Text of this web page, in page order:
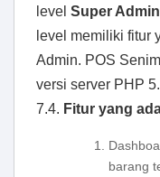
level Super
level memiliki fitur
Admin. POS
versi server PHP
7.4. Fitur yang
barang